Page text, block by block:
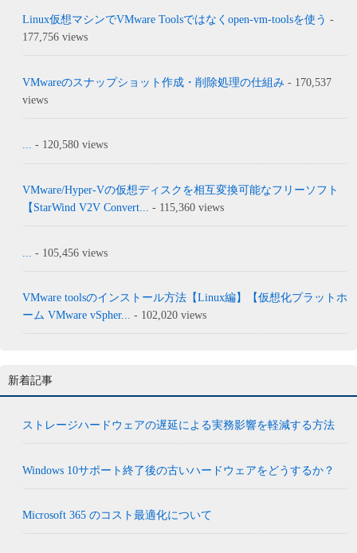
Linux仮想マシンでVMware Toolsではなくopen-vm-toolsを使う -
177,756 views
VMwareのスナップショット作成・削除処理の仕組み - 170,537
views
... - 120,580 views
VMware/Hyper-Vの仮想ディスクを相互変換可能なフリーソフト
【StarWind V2V Convert...
- 115,360 views
- 105,456 views
VMware toolsのインストール方法【Linux編】【仮想化プラットホ
ーム VMware vSpher... - 102,020 views
新着記事
ストレージハードウェアの遅延による実務影響を軽減する方法
Windows 10サポート終了後の古いハードウェアをどうするか？
Microsoft 365 のコスト最適化について